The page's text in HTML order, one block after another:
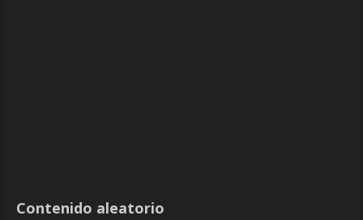
Contenido aleatorio